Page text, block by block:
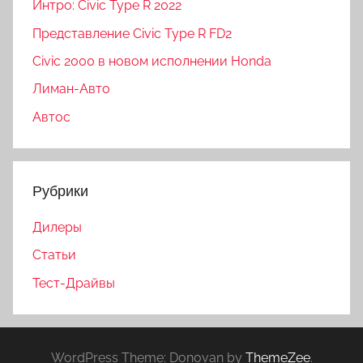
Интро: Civic Type R 2022
Представление Civic Type R FD2
Civic 2000 в новом исполнении Honda
Лиман-Авто
Автос
Рубрики
Дилеры
Статьи
Тест-Драйвы
WordPress Theme: Donovan by ThemeZee.